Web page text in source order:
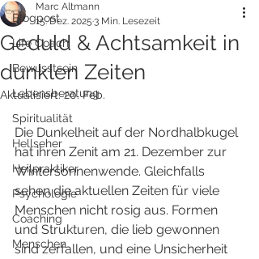
Blogpost
Life Coach
Bewusstsein
Lebensberatung
Spiritualität
Hellseher
Heilpraktiker
Psychologie
Coaching
Menschen
Geduld & Achtsamkeit in
dunklen Zeiten
Marc Altmann
15. Dez. 2025 3 Min. Lesezeit
Aktualisiert:20. Feb.
Die Dunkelheit auf der Nordhalbkugel
hat ihren Zenit am 21. Dezember zur
Wintersonnenwende. Gleichfalls
sehen die aktuellen Zeiten für viele
Menschen nicht rosig aus. Formen
und Strukturen, die lieb gewonnen
sind zerfallen, und eine Unsicherheit